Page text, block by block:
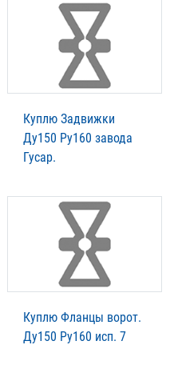
Куплю Задвижки
Ду150 Ру160 завода
Гусар.
Куплю Фланцы ворот.
Ду150 Ру160 исп. 7